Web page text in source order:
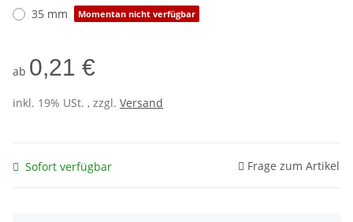
35 mm Momentan nicht verfügbar
ab 0,21 €
inkl. 19% USt. , zzgl. Versand
Sofort verfügbar Frage zum Artikel